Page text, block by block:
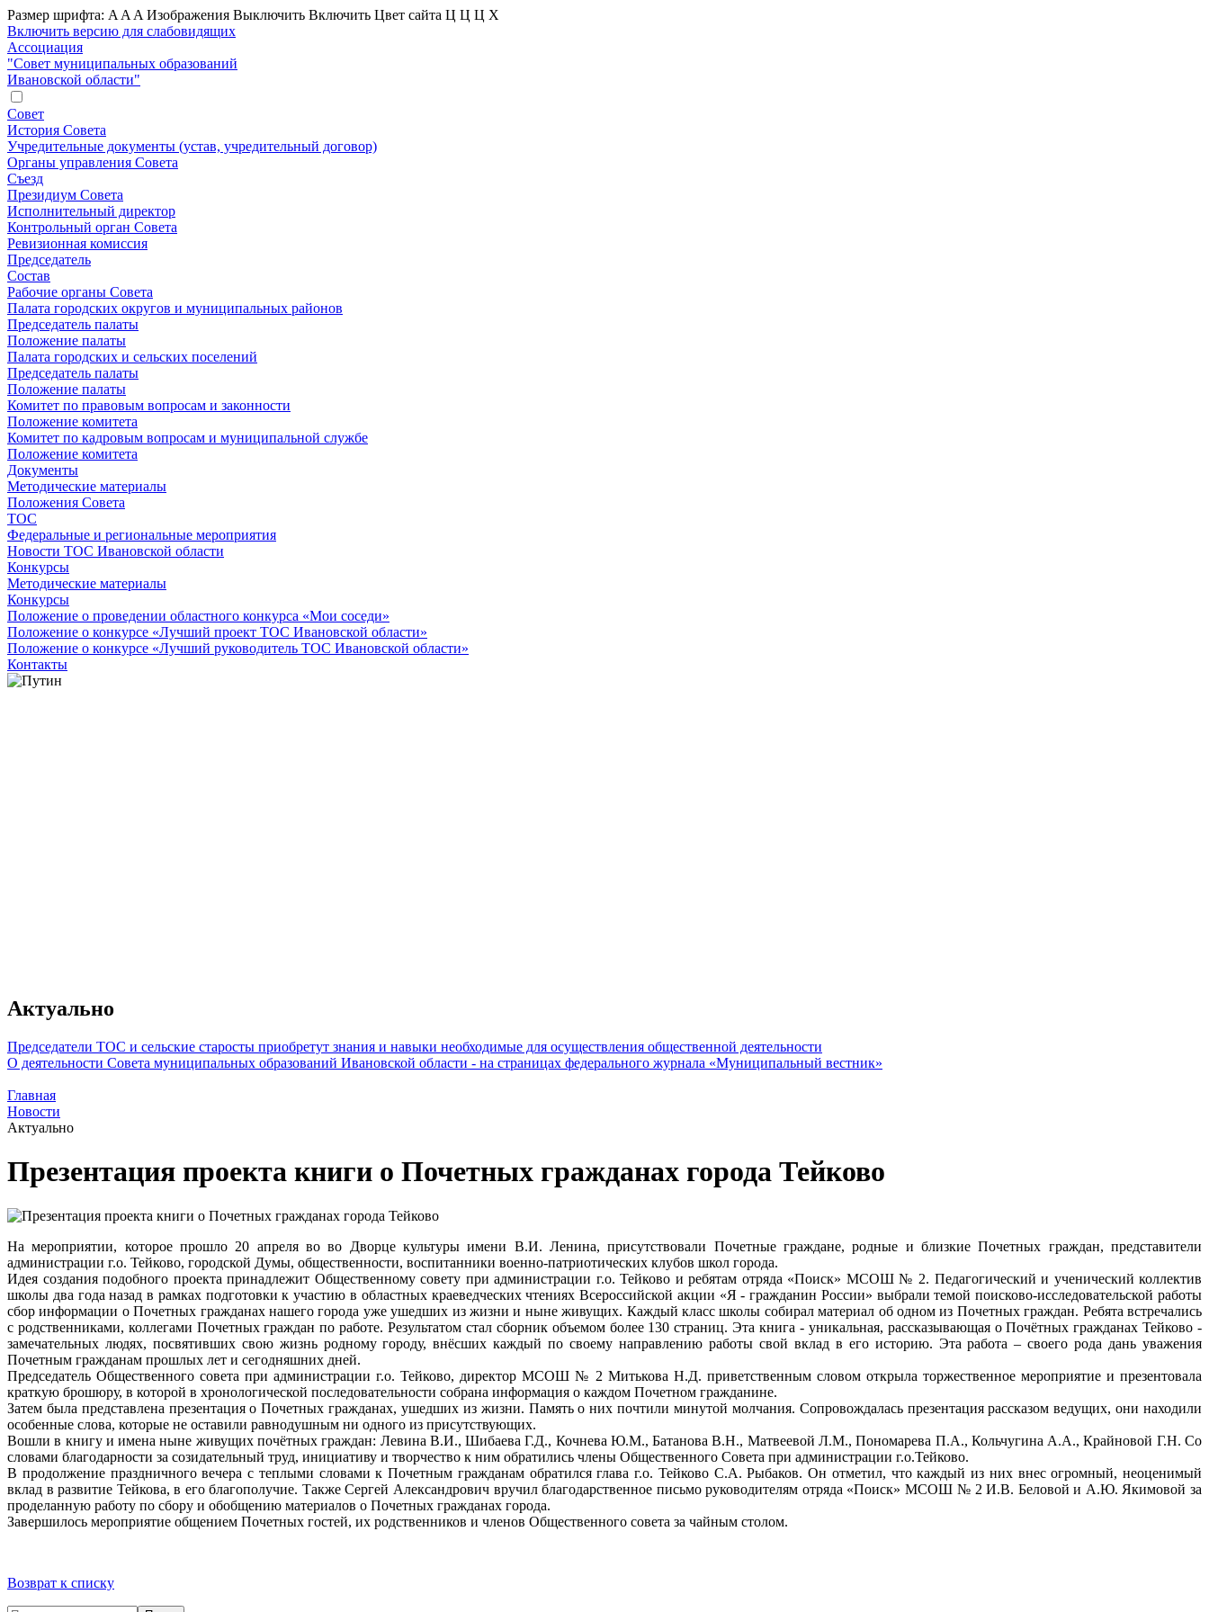
Размер шрифта: A A A Изображения Выключить Включить Цвет сайта Ц Ц Ц Х
Включить версию для слабовидящих
Ассоциация
"Совет муниципальных образований
Ивановской области"
Совет
История Совета
Учредительные документы (устав, учредительный договор)
Органы управления Совета
Съезд
Президиум Совета
Исполнительный директор
Контрольный орган Совета
Ревизионная комиссия
Председатель
Состав
Рабочие органы Совета
Палата городских округов и муниципальных районов
Председатель палаты
Положение палаты
Палата городских и сельских поселений
Председатель палаты
Положение палаты
Комитет по правовым вопросам и законности
Положение комитета
Комитет по кадровым вопросам и муниципальной службе
Положение комитета
Документы
Методические материалы
Положения Совета
ТОС
Федеральные и региональные мероприятия
Новости ТОС Ивановской области
Конкурсы
Методические материалы
Конкурсы
Положение о проведении областного конкурса «Мои соседи»
Положение о конкурсе «Лучший проект ТОС Ивановской области»
Положение о конкурсе «Лучший руководитель ТОС Ивановской области»
Контакты
Актуально
Председатели ТОС и сельские старосты приобретут знания и навыки необходимые для осуществления общественной деятельности
О деятельности Совета муниципальных образований Ивановской области - на страницах федерального журнала «Муниципальный вестник»
Главная
Новости
Актуально
Презентация проекта книги о Почетных гражданах города Тейково
На мероприятии, которое прошло 20 апреля во во Дворце культуры имени В.И. Ленина, присутствовали Почетные граждане, родные и близкие Почетных граждан, представители
администрации г.о. Тейково, городской Думы, общественности, воспитанники военно-патриотических клубов школ города.
Идея создания подобного проекта принадлежит Общественному совету при администрации г.о. Тейково и ребятам отряда «Поиск» МСОШ № 2. Педагогический и ученический коллектив
школы два года назад в рамках подготовки к участию в областных краеведческих чтениях Всероссийской акции «Я - гражданин России» выбрали темой поисково-исследовательской работы
сбор информации о Почетных гражданах нашего города уже ушедших из жизни и ныне живущих. Каждый класс школы собирал материал об одном из Почетных граждан. Ребята встречались
с родственниками, коллегами Почетных граждан по работе. Результатом стал сборник объемом более 130 страниц. Эта книга - уникальная, рассказывающая о Почётных гражданах Тейково -
замечательных людях, посвятивших свою жизнь родному городу, внёсших каждый по своему направлению работы свой вклад в его историю. Эта работа – своего рода дань уважения
Почетным гражданам прошлых лет и сегодняшних дней.
Председатель Общественного совета при администрации г.о. Тейково, директор МСОШ № 2 Митькова Н.Д. приветственным словом открыла торжественное мероприятие и презентовала
краткую брошюру, в которой в хронологической последовательности собрана информация о каждом Почетном гражданине.
Затем была представлена презентация о Почетных гражданах, ушедших из жизни. Память о них почтили минутой молчания. Сопровождалась презентация рассказом ведущих, они находили
особенные слова, которые не оставили равнодушным ни одного из присутствующих.
Вошли в книгу и имена ныне живущих почётных граждан: Левина В.И., Шибаева Г.Д., Кочнева Ю.М., Батанова В.Н., Матвеевой Л.М., Пономарева П.А., Кольчугина А.А., Крайновой Г.Н. Со
словами благодарности за созидательный труд, инициативу и творчество к ним обратились члены Общественного Совета при администрации г.о.Тейково.
В продолжение праздничного вечера с теплыми словами к Почетным гражданам обратился глава г.о. Тейково С.А. Рыбаков. Он отметил, что каждый из них внес огромный, неоценимый
вклад в развитие Тейкова, в его благополучие. Также Сергей Александрович вручил благодарственное письмо руководителям отряда «Поиск» МСОШ № 2 И.В. Беловой и А.Ю. Якимовой за
проделанную работу по сбору и обобщению материалов о Почетных гражданах города.
Завершилось мероприятие общением Почетных гостей, их родственников и членов Общественного совета за чайным столом.
Возврат к списку